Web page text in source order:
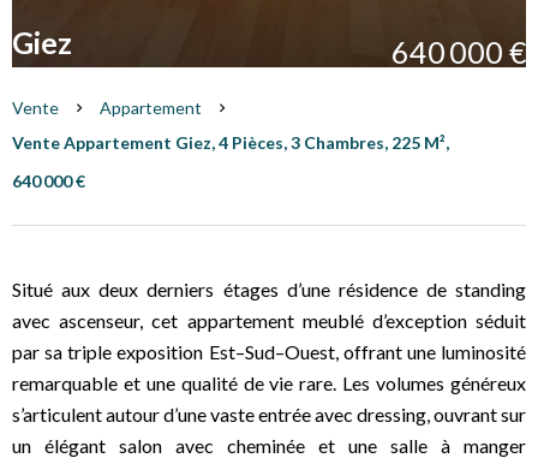
Giez 640 000 €
Vente
Appartement
Vente Appartement Giez, 4 Pièces, 3 Chambres, 225 M²,
640 000 €
Situé aux deux derniers étages d’une résidence de standing
avec ascenseur, cet appartement meublé d’exception séduit
par sa triple exposition Est–Sud–Ouest, offrant une luminosité
remarquable et une qualité de vie rare. Les volumes généreux
s’articulent autour d’une vaste entrée avec dressing, ouvrant sur
un élégant salon avec cheminée et une salle à manger